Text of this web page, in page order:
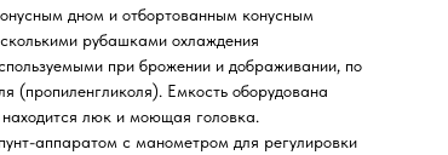
дном и отбортованным конусным
рубашками охлаждения
при брожении и дображивании, по
(пропиленгликоля). Емкость оборудована
люк и моющая головка.
аппаратом с манометром для регулировки